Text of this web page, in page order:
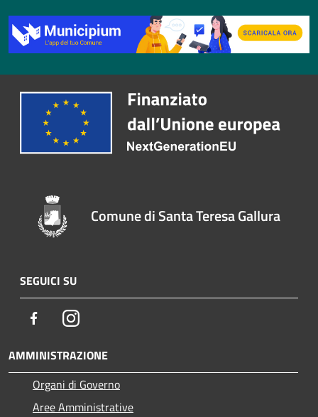
Comune di Santa Teresa Gallura
SEGUICI SU
FacebookInstagram
AMMINISTRAZIONE
Organi di Governo
Aree Amministrative